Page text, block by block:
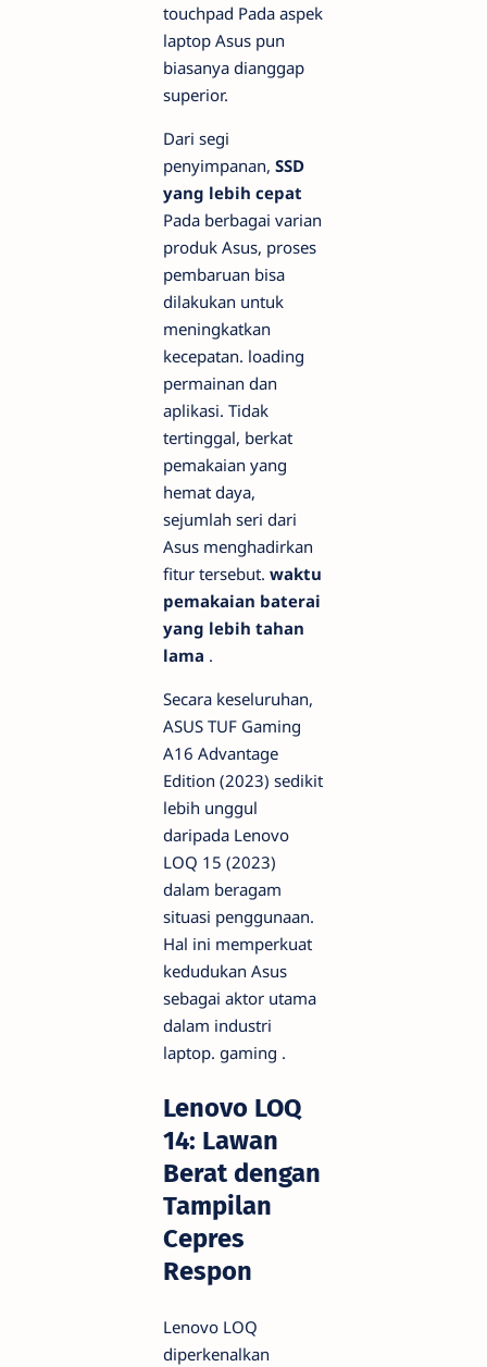
touchpad Pada aspek
laptop Asus pun
biasanya dianggap
superior.
Dari segi
penyimpanan, SSD
yang lebih cepat
Pada berbagai varian
produk Asus, proses
pembaruan bisa
dilakukan untuk
meningkatkan
kecepatan. loading
permainan dan
aplikasi. Tidak
tertinggal, berkat
pemakaian yang
hemat daya,
sejumlah seri dari
Asus menghadirkan
fitur tersebut. waktu
pemakaian baterai
yang lebih tahan
lama .
Secara keseluruhan,
ASUS TUF Gaming
A16 Advantage
Edition (2023) sedikit
lebih unggul
daripada Lenovo
LOQ 15 (2023)
dalam beragam
situasi penggunaan.
Hal ini memperkuat
kedudukan Asus
sebagai aktor utama
dalam industri
laptop. gaming .
Lenovo LOQ
14: Lawan
Berat dengan
Tampilan
Cepres
Respon
Lenovo LOQ
diperkenalkan